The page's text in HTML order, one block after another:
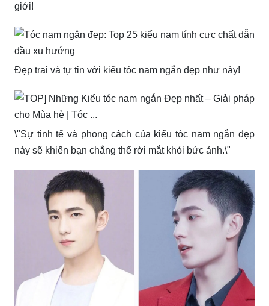
giới!
Đẹp trai và tự tin với kiểu tóc nam ngắn đẹp như này!
\"Sự tinh tế và phong cách của kiểu tóc nam ngắn đẹp
này sẽ khiến bạn chẳng thể rời mắt khỏi bức ảnh.\"